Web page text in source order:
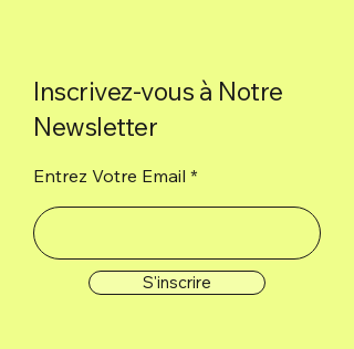
Inscrivez-vous à Notre
Newsletter
Entrez Votre Email
S'inscrire